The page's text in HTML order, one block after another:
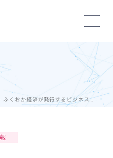
ふくおか経済が発行するビジネスチャンスの情報源『週刊経済』にWEBカメラだけで実現するAI骨格検出システム『VisionPose®（ビジョンポーズ）』が掲載されました。